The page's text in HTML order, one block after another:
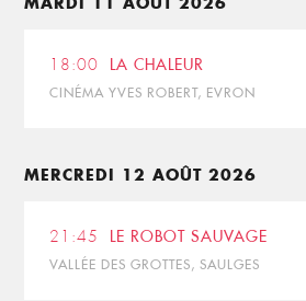
18:00 LA CHALEUR
CINÉMA YVES ROBERT, EVRON
MERCREDI 12 AOÛT 2026
21:45 LE ROBOT SAUVAGE
VALLÉE DES GROTTES, SAULGES